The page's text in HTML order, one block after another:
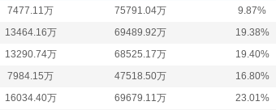
7477.11万 75791.04万 9.87%
13464.16万 69489.92万 19.38%
13290.74万 68525.17万 19.40%
7984.15万 47518.50万 16.80%
16034.40万 69679.11万 23.01%